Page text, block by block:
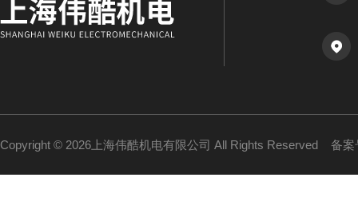
Copyright © 2026上海伟酷机电有限公司 All Rights Reserved 备案